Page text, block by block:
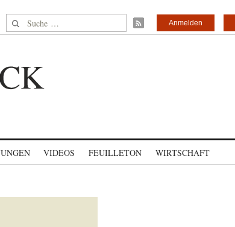
Suche nach: Anmelden
VIDEOS FEUILLETON WIRTSCHAFT